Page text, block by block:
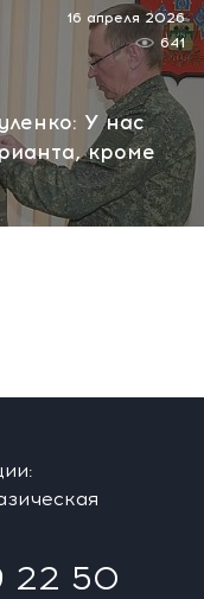
У нас
кроме
16 апреля 2026
641
22 50